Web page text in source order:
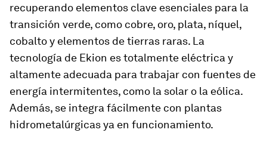
recuperando elementos clave esenciales para la
transición verde, como cobre, oro, plata, níquel,
cobalto y elementos de tierras raras. La
tecnología de Ekion es totalmente eléctrica y
altamente adecuada para trabajar con fuentes de
energía intermitentes, como la solar o la eólica.
Además, se integra fácilmente con plantas
hidrometalúrgicas ya en funcionamiento.